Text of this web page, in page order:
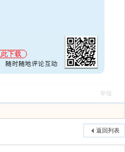
此下载
举报
返回列表